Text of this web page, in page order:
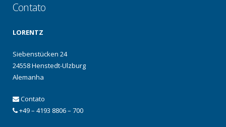
Contato
LORENTZ
Siebenstücken 24
24558 Henstedt-Ulzburg
Alemanha
Contato
+49 – 4193 8806 – 700